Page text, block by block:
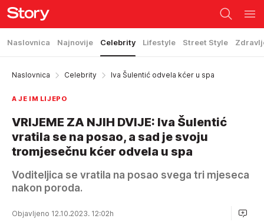
Naslovnica Najnovije Celebrity Lifestyle Street Style
Naslovnica Celebrity Iva Šulentić odvela kćer u spa
A JE IM LIJEPO
VRIJEME ZA NJIH DVIJE: Iva Šulentić
vratila se na posao, a sad je svoju
tromjesečnu kćer odvela u spa
Voditeljica se vratila na posao svega tri mjeseca
nakon poroda.
Objavljeno 12.10.2023. 12:02h